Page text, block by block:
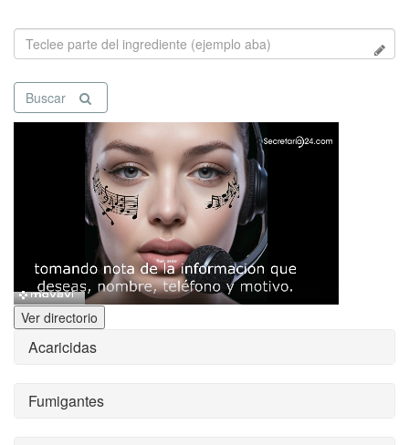
Buscar
Ver directorio
Acaricidas
Fumigantes